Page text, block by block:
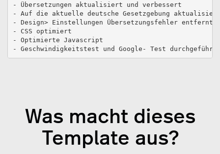
- Übersetzungen aktualisiert und verbessert
- Auf die aktuelle deutsche Gesetzgebung
- Design> Einstellungen Übersetzungsfehler entfernt
- CSS optimiert
- Optimierte Javascript
- Geschwindigkeitstest und Google- Test durchgeführt
Was macht dieses
Template aus?